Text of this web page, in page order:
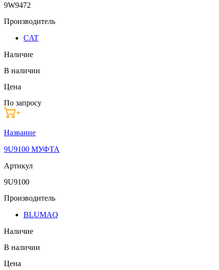
9W9472
Производитель
CAT
Наличие
В наличии
Цена
По запросу
Название
9U9100 МУФТА
Артикул
9U9100
Производитель
BLUMAQ
Наличие
В наличии
Цена